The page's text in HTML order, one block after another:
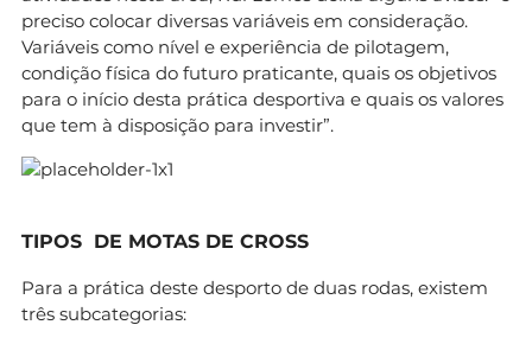
preciso colocar diversas variáveis em consideração.
Variáveis como nível e experiência de pilotagem,
condição física do futuro praticante, quais os objetivos
para o início desta prática desportiva e quais os valores
que tem à disposição para investir”.
TIPOS DE MOTAS DE CROSS
Para a prática deste desporto de duas rodas, existem
três subcategorias: